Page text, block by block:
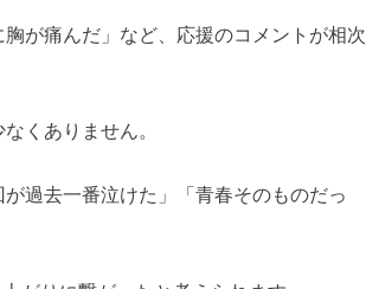
が痛んだ」など、応援のコメントが相次
くありません。
過去一番泣けた」「青春そのものだっ